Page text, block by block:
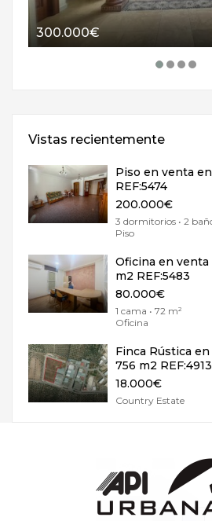
300.000€
Vistas recientemente
Piso en venta
REF:5474
200.000€
3 dormitorios • 2
Piso
Oficina en venta
m2 REF:5483
80.000€
1 cama • 72 m²
Oficina
Finca Rústica
756 m2 REF:4913
18.000€
Country Estate